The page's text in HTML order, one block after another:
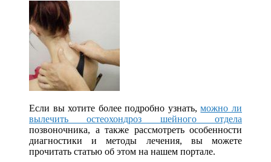
Если вы хотите более подробно узнать,можно ли
вылечить остеохондроз шейного отдела
позвоночника, а также рассмотреть особенности
диагностики и методы лечения, вы можете
прочитать статью об этом на нашем портале.